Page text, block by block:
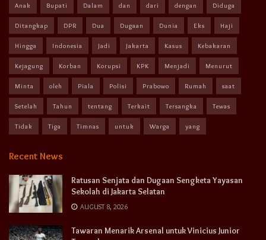
Anak Bupati Dalam dan dari dengan Diduga
Ditangkap DPR Dua Dugaan Dunia Eks Haji
Hingga Indonesia Jadi Jakarta Kasus Kebakaran
Kejagung Korban Korupsi KPK Menjadi Menurut
Minta oleh Piala Polisi Prabowo Rumah saat
Setelah Tahun tentang Terkait Tersangka Tewas
Tidak Tiga Timnas untuk Warga yang
Recent News
Ratusan Senjata dan Dugaan Sengketa Yayasan
Sekolah di Jakarta Selatan
AUGUST 8, 2026
Tawaran Menarik Arsenal untuk Vinicius Junior